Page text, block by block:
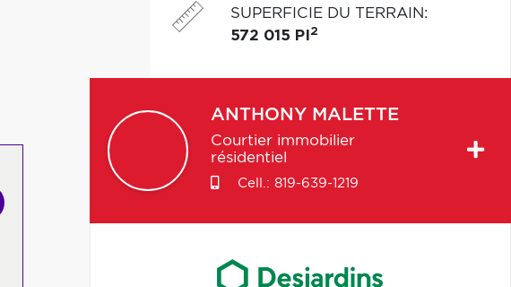
SUPERFICIE DU TERRAIN:
572 015 PI 2
ANTHONY MALETTE
Courtier immobilier
résidentiel
Cell.: 819-639-1219